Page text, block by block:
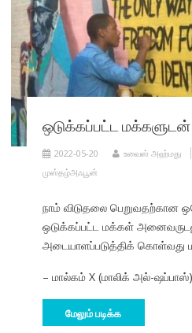
ஒடுக்கப்பட்ட
2022-05-20 உவைஸ் அஹ்மது
முஸ்தழ்அஃபூன்
நாம் விடுதலை பெறுவதற்கான
ஒடுக்கப்பட்ட மக்கள்
அடையாளப்படுத்திக் கொள்வது
– மால்கம் X (மாலிக் அல்-ஷப்பாஸ்)
மேலும் படிக்க